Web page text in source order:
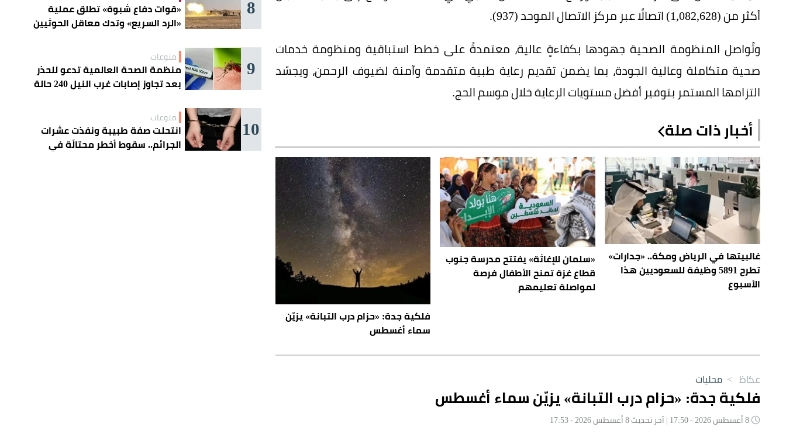
أكثر من (1,082,628) اتصالًا عبر مركز الاتصال الموحد (937).
وتُواصل المنظومة الصحية جهودها بكفاءةٍ عالية، معتمدةً على خطط استباقية ومنظومة خدمات
صحية متكاملة وعالية الجودة، بما يضمن تقديم رعاية طبية متقدمة وآمنة لضيوف الرحمن، ويجسّد
التزامها المستمر بتوفير أفضل مستويات الرعاية خلال موسم الحج.
أخبار ذات صلة
غالبيتها في الرياض ومكة.. «جدارات»
تطرح 5891 وظيفة للسعوديين هذا
الأسبوع
«سلمان للإغاثة» يفتتح مدرسة جنوب
قطاع غزة تمنح الأطفال فرصة
لمواصلة تعليمهم
فلكية جدة: «حزام درب التبانة» يزيّن
سماء أغسطس
8
«قوات دفاع شبوة» تطلق عملية
«الرد السريع» وتدك معاقل الحوثيين
9 منوعات
منظمة الصحة العالمية تدعو للحذر
بعد تجاوز إصابات غرب النيل 240 حالة
10 منوعات
انتحلت صفة طبيبة ونفذت عشرات
الجرائم.. سقوط أخطر محتالَة في
عكاظ > محليات
فلكية جدة: «حزام درب التبانة» يزيّن سماء أغسطس